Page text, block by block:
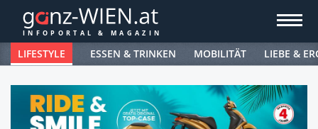
LIFESTYLE ESSEN & TRINKEN MOBILITÄT LIEBE &